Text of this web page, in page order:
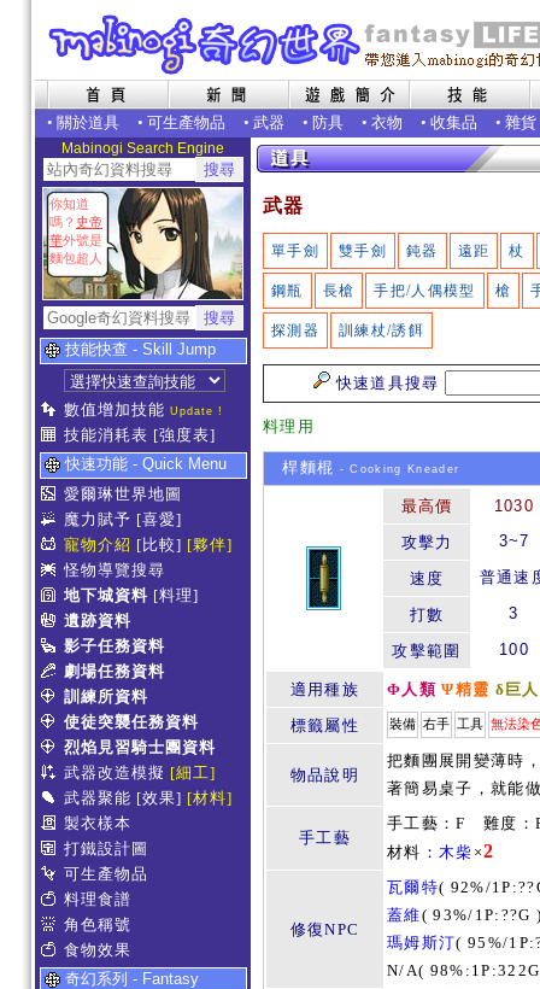
• 關於道具 • 可生產物品 • 武器 • 防具 • 衣物 • 收集品 • 雜貨
Mabinogi Search Engine
你知道
嗎？ 史帝
華外號是
麵包超人
技能快查 - Skill Jump
數值增加技能 Update !
技能消耗表 [強度表]
快速功能 - Quick Menu
愛爾琳世界地圖
魔力賦予 [喜愛]
寵物介紹 [比較] [夥伴]
怪物導覽搜尋
地下城資料 [料理]
遺跡資料
影子任務資料
劇場任務資料
訓練所資料
使徒突襲任務資料
烈焰見習騎士團資料
武器改造模擬 [細工]
武器聚能 [效果] [材料]
製衣樣本
打鐵設計圖
可生產物品
料理食譜
角色稱號
食物效果
奇幻系列 - Fantasy
武器
單手劍 雙手劍 鈍器 遠距 杖
鋼瓶 長槍 手把/人偶模型 槍
探測器 訓練杖/誘餌
快速道具搜尋
料理用
桿麵棍 - Cooking Kneader
最高價
1030
攻擊力
3~7
速度 普通速
打數 3
攻擊範圍 100
適用種族 Φ人類 Ψ精靈 δ巨人
標籤屬性
裝備 右手 工具 無法染
物品說明
把麵團展開變薄時
著簡易桌子，就能
手工藝
手工藝：F 難度：
材料： 木柴 ×2
修復NPC
瓦爾特( 92%/
蓋維(93%/1P:??G
瑪姆斯汀(95%/
N/A( 98%:1P:322G